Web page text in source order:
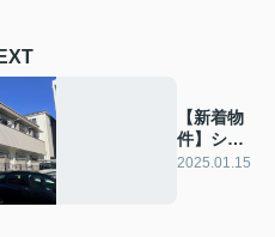
【新着物
件】シャ
ンテ新和
2025.01.15